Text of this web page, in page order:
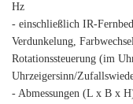
Hz
- einschließlich IR-
Verdunkelung,
Rotationssteuerung (im
Uhrzeigersinn/
- Abmessungen (L x B x